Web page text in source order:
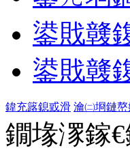
鍙戝竷
鍙戝竷
鍏充簬鎴戜滑 瀹㈡埛鏈嶅
鐗堟潈鎵